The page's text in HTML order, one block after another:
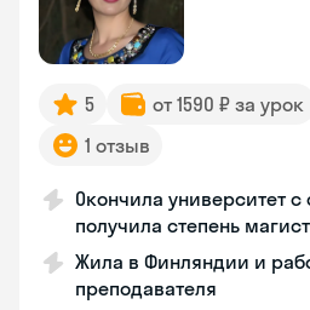
5 от 1590 ₽ за урок
1 отзыв
Окончила университет
получила степень
Жила в Финляндии и
преподавателя